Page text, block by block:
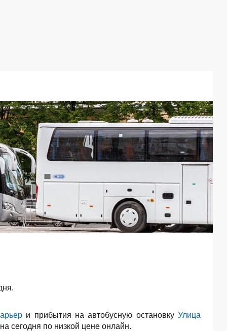
и прибытия на автобусную остановкуУлица
сегодня по низкой цене онлайн.